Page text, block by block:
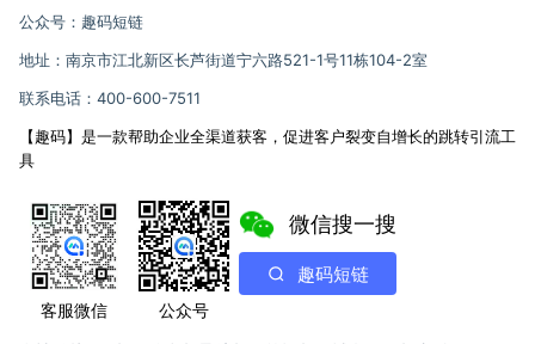
公众号：趣码短链
地址：南京市江北新区长芦街道宁六路521-1号11栋104-2室
联系电话：400-600-7511
【趣码】是一款帮助企业全渠道获客，促进客户裂变自增长的跳转引流工
具
客服微信 公众号
微信搜一搜
趣码短链